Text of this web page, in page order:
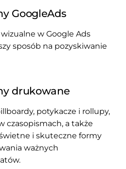
GoogleAds
w Google Ads
sposób na pozyskiwanie
drukowane
potykacze i rollupy,
czasopismach, a także
i skuteczne formy
ważnych